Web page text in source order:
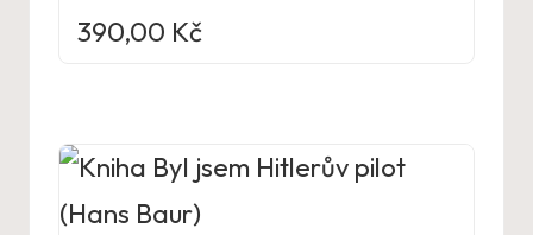
390,00 Kč